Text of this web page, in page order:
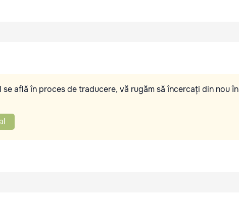
află în proces de traducere, vă rugăm să încercați din nou în